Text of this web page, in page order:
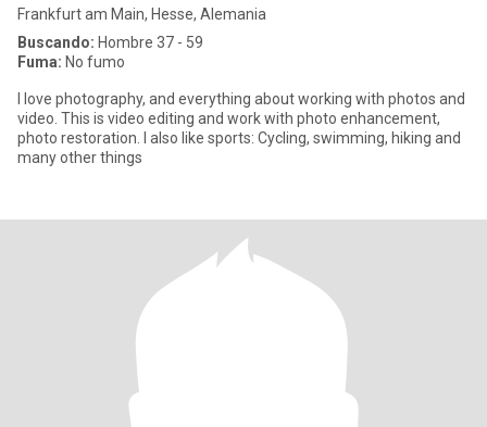
Frankfurt am Main, Hesse, Alemania
Buscando: Hombre 37 - 59
Fuma: No fumo
I love photography, and everything about working with photos and
video. This is video editing and work with photo enhancement,
photo restoration. I also like sports: Cycling, swimming, hiking and
many other things